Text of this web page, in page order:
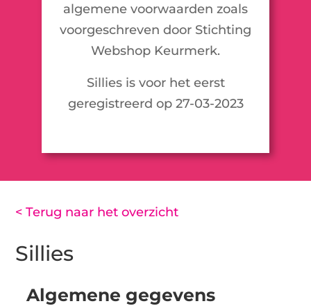
algemene voorwaarden zoals
voorgeschreven door Stichting
Webshop Keurmerk.
Sillies is voor het eerst
geregistreerd op 27-03-2023
< Terug naar het overzicht
Sillies
Algemene gegevens